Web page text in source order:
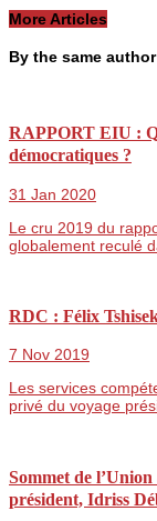
More Articles
By the same author
RAPPORT EIU :
démocratiques ?
31 Jan 2020
Le cru 2019 du
globalement reculé
RDC : Félix
7 Nov 2019
Les services
privé du voyage
Sommet de
président, Idriss